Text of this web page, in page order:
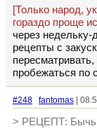
[Только народ,
гораздо проще
через недельку-
рецепты с
пробежаться по
#248 fantomas |
> РЕЦЕПТ: